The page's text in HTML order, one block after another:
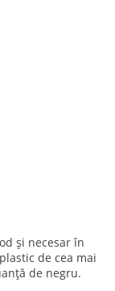
și necesar în
de cea mai
de negru.